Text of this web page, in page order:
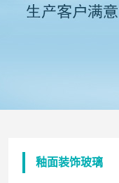
釉面装饰玻璃